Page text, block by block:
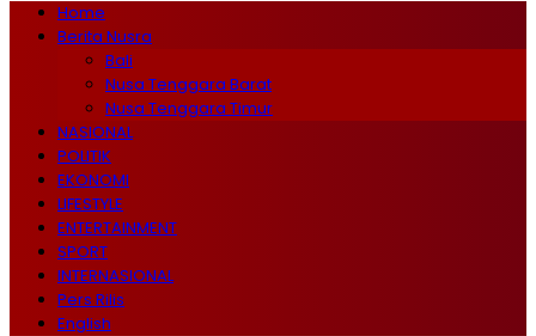
Home
Berita Nusra
Bali
Nusa Tenggara Barat
Nusa Tenggara Timur
NASIONAL
POLITIK
EKONOMI
LIFESTYLE
ENTERTAINMENT
SPORT
INTERNASIONAL
Pers Rilis
English